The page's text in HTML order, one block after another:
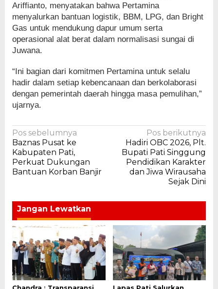
Ariffianto, menyatakan bahwa Pertamina
menyalurkan bantuan logistik, BBM, LPG, dan Bright
Gas untuk mendukung dapur umum serta
operasional alat berat dalam normalisasi sungai di
Juwana.
“Ini bagian dari komitmen Pertamina untuk selalu
hadir dalam setiap kebencanaan dan berkolaborasi
dengan pemerintah daerah hingga masa pemulihan,”
ujarnya.
Navigasi
pos
Pos sebelumnya
Baznas Pusat ke
Kabupaten Pati,
Perkuat Dukungan
Bantuan Korban Banjir
Pos berikutnya
Hadiri OBC 2026, Plt.
Bupati Pati Singgung
Pendidikan Karakter
dan Jiwa Wirausaha
Sejak Dini
Jangan Lewatkan